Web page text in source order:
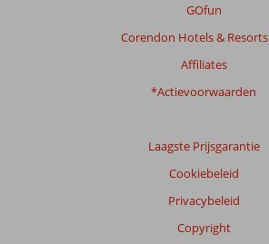
beoordelingen.
GOfun
Corendon Hotels & Resorts
Affiliates
*Actievoorwaarden
Laagste Prijsgarantie
Cookiebeleid
Privacybeleid
Copyright